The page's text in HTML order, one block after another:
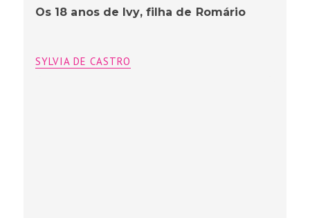
Os 18 anos de Ivy, filha de Romário
SYLVIA DE CASTRO